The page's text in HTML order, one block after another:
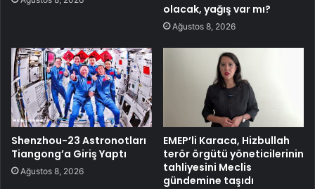
olacak, yağış var mı?
Ağustos 8, 2026
Shenzhou-23 Astronotları
Tiangong’a Giriş Yaptı
Ağustos 8, 2026
EMEP’li Karaca, Hizbullah
terör örgütü yöneticilerinin
tahliyesini Meclis
gündemine taşıdı